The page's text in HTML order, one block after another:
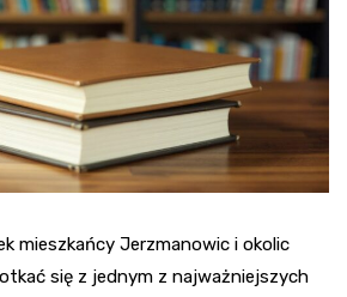
mieszkańcy Jerzmanowic i okolic
się z jednym z najważniejszych